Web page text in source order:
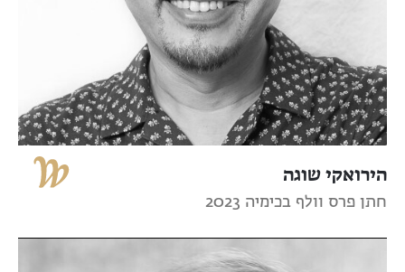
הירואקי שוגה
חתן פרס וולף בכימיה 2023